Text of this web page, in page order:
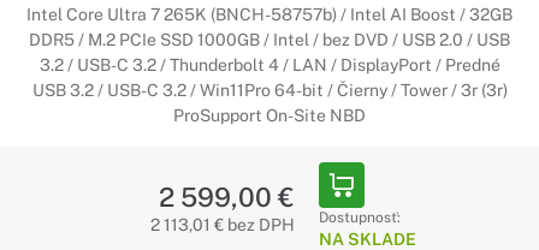
Intel Core Ultra 7 265K (BNCH-58757b) / Intel AI Boost / 32GB
DDR5 / M.2 PCIe SSD 1000GB / Intel / bez DVD / USB 2.0 / USB
3.2 / USB-C 3.2 / Thunderbolt 4 / LAN / DisplayPort / Predné
USB 3.2 / USB-C 3.2 / Win11Pro 64-bit / Čierny / Tower / 3r (3r)
ProSupport On-Site NBD
2 599,00 €
2 113,01 € bez DPH Dostupnosť:
NA SKLADE